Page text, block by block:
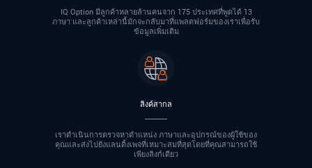
IQ Option มีลูกค้าหลายล้านคนจาก 175 ประเทศที่พูดได้ 13
ภาษา และลูกค้าเหล่านี้มักจะกลับมาที่แพลตฟอร์มของเราเพื่อรับ
ข้อมูลเพิ่มเติม
ลิงค์สากล
เราดำเนินการตรวจหาตำแหน่ง ภาษาและอุปกรณ์ของผู้ใช้ของ
คุณและส่งไปยังแลนดิ้งเพจที่เหมาะสมที่สุดโดยที่คุณสามารถใช้
เพียงลิงก์เดียว